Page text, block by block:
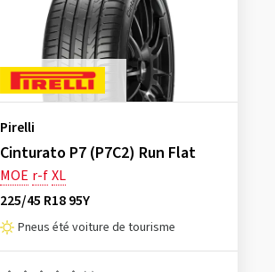
Pirelli
Cinturato P7 (P7C2) Run Flat
MOE r-fXL
225/45 R18 95Y
Pneus été voiture de tourisme